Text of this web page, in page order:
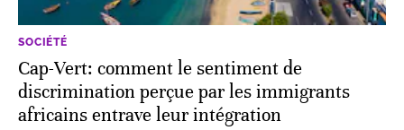
SOCIÉTÉ
Cap-Vert: comment le sentiment de
discrimination perçue par les immigrants
africains entrave leur intégration